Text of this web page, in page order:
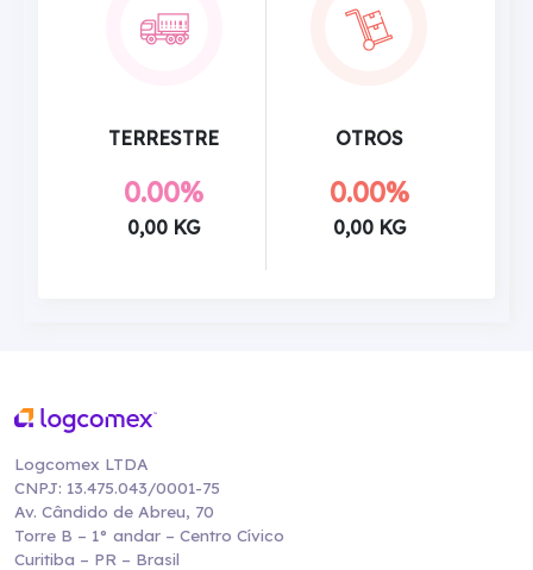
TERRESTRE
0.00%
0,00 KG
OTROS
0.00%
0,00 KG
Logcomex LTDA
CNPJ: 13.475.043/0001-75
Av. Cândido de Abreu, 70
Torre B – 1° andar – Centro Cívico
Curitiba – PR – Brasil